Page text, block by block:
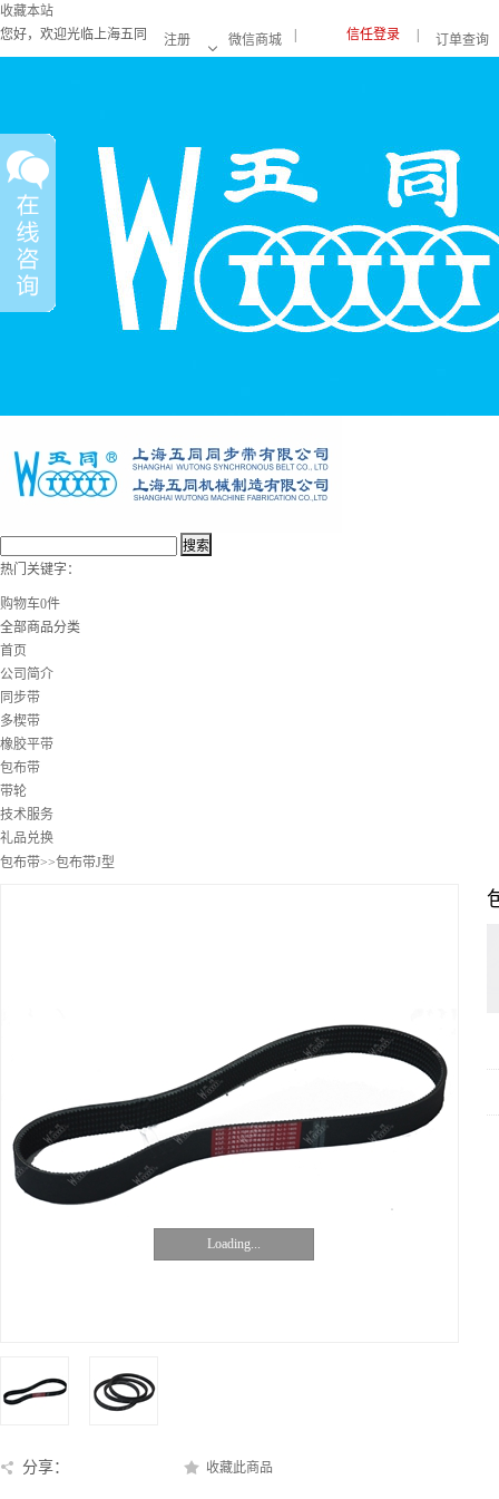
收藏本站
您好，欢迎光临上海五同
注册 微信商城 信任登录 订单查询
热门关键字：
购物车0件
全部商品分类
首页
公司简介
同步带
多楔带
橡胶平带
包布带
带轮
技术服务
礼品兑换
包布带>>包布带J型
Loading...
分享： 收藏此商品